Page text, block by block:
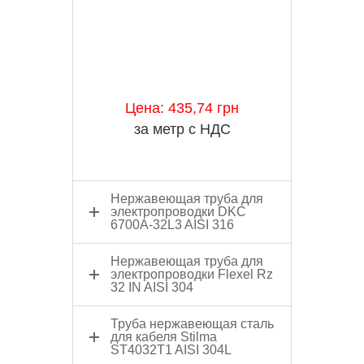
Цена: 435,74 грн
за метр с НДС
Нержавеющая труба для
электропроводки DKC
6700A-32L3 AISI 316
Нержавеющая труба для
электропроводки Flexel Rz
32 IN AISI 304
Труба нержавеющая сталь
для кабеля Stilma
ST4032T1 AISI 304L